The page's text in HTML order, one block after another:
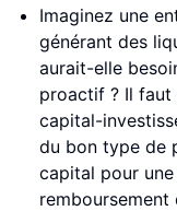
Imaginez une
générant des
aurait-elle
proactif ? Il
capital-
du bon type de
capital pour